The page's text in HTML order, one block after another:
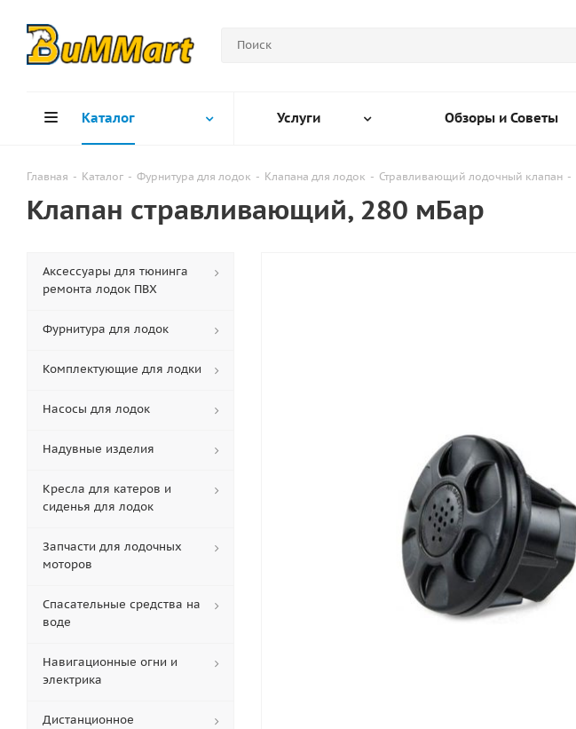
Каталог Услуги Обзоры и Советы
Главная - Каталог - Фурнитура для лодок - Клапана для лодок - Стравливающий лодочный клапан -
Клапан стравливающий, 280 мБар
Аксессуары для тюнинга
ремонта лодок ПВХ
Фурнитура для лодок
Комплектующие для лодки
Насосы для лодок
Надувные изделия
Кресла для катеров и
сиденья для лодок
Запчасти для лодочных
моторов
Спасательные средства на
воде
Навигационные огни и
электрика
Дистанционное